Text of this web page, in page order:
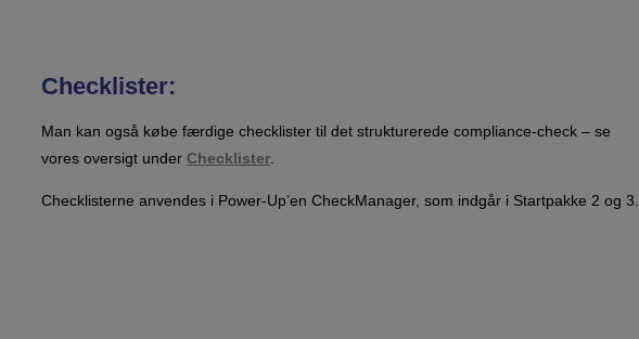
Checklister:
Man kan også købe færdige checklister til det strukturerede compliance-check – se
vores oversigt under Checklister.
Checklisterne anvendes i Power-Up’en CheckManager, som indgår i Startpakke 2 og 3.